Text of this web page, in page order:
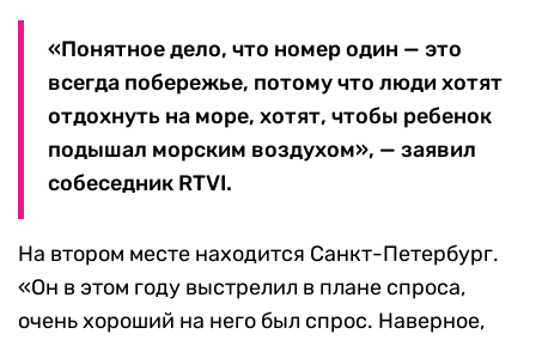
«Понятное дело, что номер один — это
всегда побережье, потому что люди хотят
отдохнуть на море, хотят, чтобы ребенок
подышал морским воздухом», — заявил
собеседник RTVI.
На втором месте находится Санкт-Петербург.
«Он в этом году выстрелил в плане спроса,
очень хороший на него был спрос. Наверное,